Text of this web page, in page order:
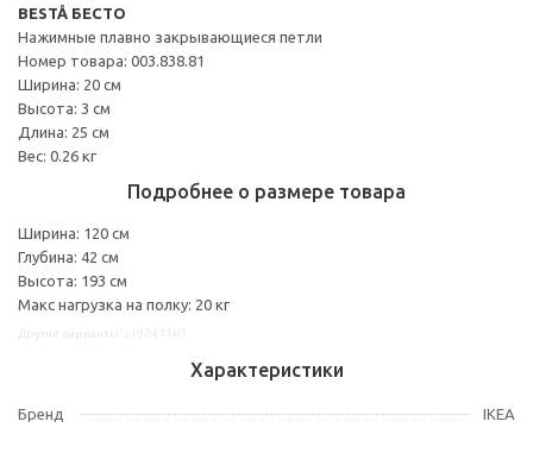
BESTÅ БЕСТО
Нажимные плавно закрывающиеся петли
Номер товара: 003.838.81
Ширина: 20 см
Высота: 3 см
Длина: 25 см
Вес: 0.26 кг
Подробнее о размере товара
Ширина: 120 см
Глубина: 42 см
Высота: 193 см
Макс нагрузка на полку: 20 кг
Характеристики
Бренд IKEA